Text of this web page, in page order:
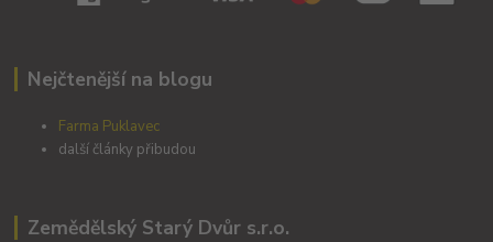
Nejčtenější na blogu
Farma Puklavec
další články přibudou
Zemědělský Starý Dvůr s.r.o.